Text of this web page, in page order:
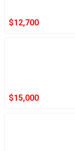
$12,700
$15,000